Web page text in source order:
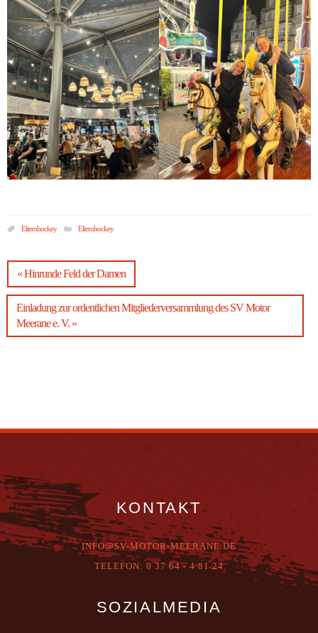
Elternhockey Elternhockey
« Hinrunde Feld der Damen
Einladung zur ordentlichen Mitgliederversammlung des SV Motor
Meerane e. V. »
KONTAKT
INFO@SV-MOTOR-MEERANE.DE
TELEFON: 0 37 64 - 4 81 24
SOZIALMEDIA